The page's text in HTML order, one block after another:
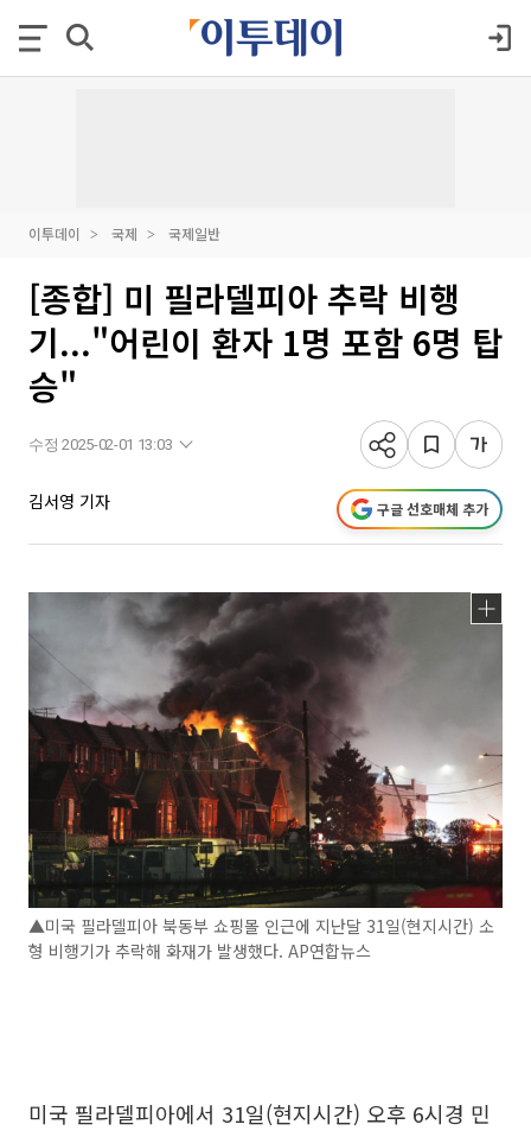
이투데이 국제 국제일반
[종합] 미 필라델피아 추락 비행
기..."어린이 환자 1명 포함 6명 탑
승"
수정 2025-02-01 13:03
김서영 기자 구글 선호매체 추가
▲미국 필라델피아 북동부 쇼핑몰 인근에 지난달 31일(현지시간) 소
형 비행기가 추락해 화재가 발생했다. AP연합뉴스
미국 필라델피아에서 31일(현지시간) 오후 6시경 민